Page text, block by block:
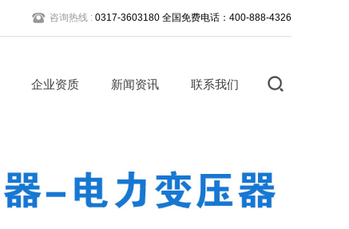
咨询热线 : 0317-3603180 全国免费电话：400-888-4326
企业资质 新闻资讯 联系我们